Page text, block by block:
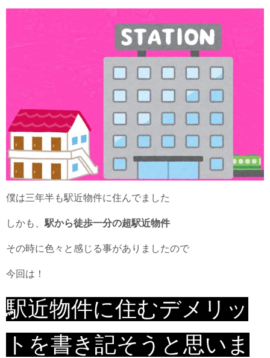
僕は三年半も駅近物件に住んでました
しかも、 駅から徒歩一分の超駅近物件
その時に色々と感じる事がありましたので
今回は！
駅近物件に住むデメリッ
トを書き記そうと思いま